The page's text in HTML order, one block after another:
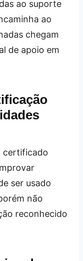
ao suporte
ao
chegam
de apoio em
certificado
ser usado
não
reconhecido